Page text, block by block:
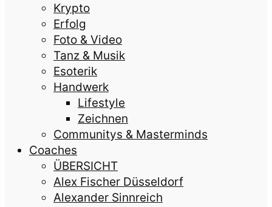
Krypto
Erfolg
Foto & Video
Tanz & Musik
Esoterik
Handwerk
Lifestyle
Zeichnen
Communitys & Masterminds
Coaches
ÜBERSICHT
Alex Fischer Düsseldorf
Alexander Sinnreich